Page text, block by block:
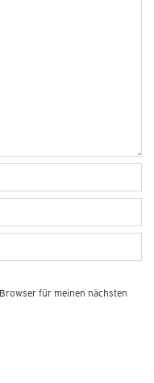
für meinen nächsten